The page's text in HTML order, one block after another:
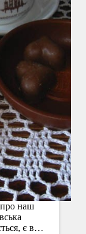
про наш
є в…